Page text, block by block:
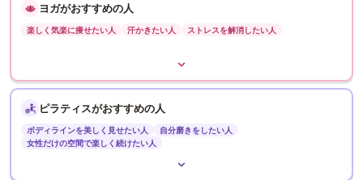
ヨガがおすすめの人
楽しく気楽に痩せたい人 汗かきたい人 ストレスを解消したい人
ピラティスがおすすめの人
ボディラインを美しく見せたい人
自分磨きをしたい人
女性だけの空間で楽しく続けたい人